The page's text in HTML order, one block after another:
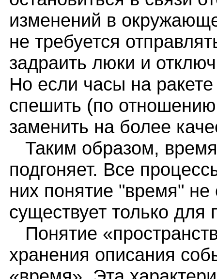
изменений в
не требуется
задраить люки и
Но если часы на ракете
спешить (по отношению
заменить на более
Таким образом, время
подгоняет. Все
них понятие "время"
существует только для
Понятие
хранения описания